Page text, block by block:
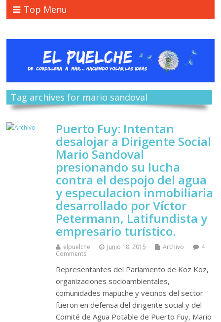
Top Menu
Tag archives for mario sandoval
Puerto Fuy: Intentan
desalojar a Dirigente Social
Mario Sandoval
presionando su lucha
contra el despojo del agua
y especulacion inmobiliaria
desarrollado por Víctor
Petermann, Latifundista y
empresario turístico.
elpuelche Junio 18, 2015 Archivo
4
Comments
Representantes del Parlamento de Koz Koz,
organizaciones socioambientales,
comunidades mapuche y vecinos del sector
fueron en defensa del dirigente social y del
Comité de Agua Potable de Puerto Fuy, Mario